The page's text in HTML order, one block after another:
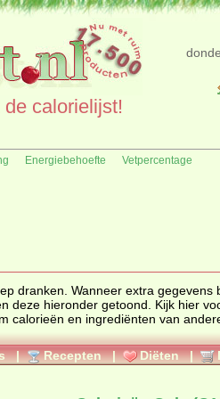
calorielijst!
Energiebehoefte Vetpercentage
dranken . Wanneer extra gegevens bekend zijn van
van
calorieën en ingrediënten van andere
| Recepten | Diëten |